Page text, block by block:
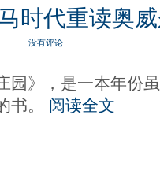
时代重读奥
没有评论
园》，是一本年份
书。 阅读全文